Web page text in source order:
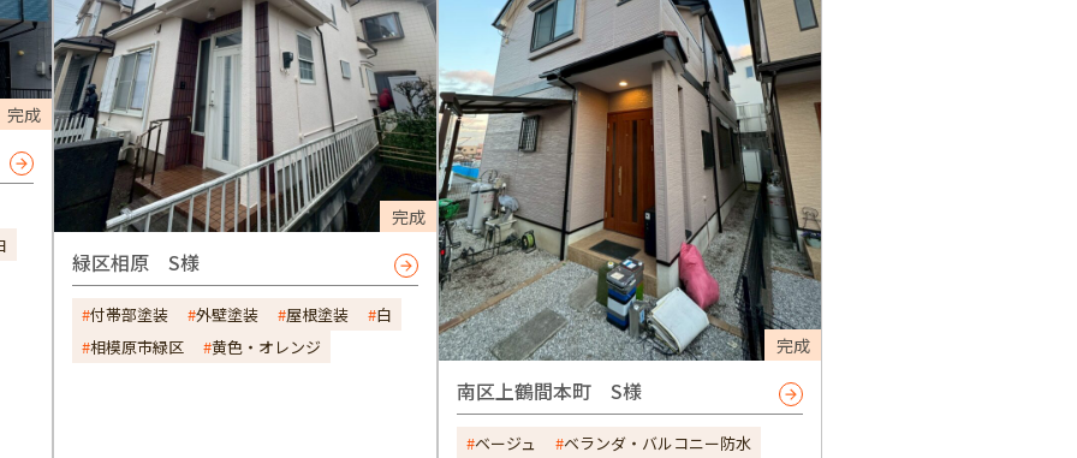
完成
完成
緑区相原 S様
付帯部塗装 外壁塗装 屋根塗装
白
相模原市緑区
黄色・オレンジ 完成
南区上鶴間本町 S様
ベージュ
ベランダ・バルコニー防水